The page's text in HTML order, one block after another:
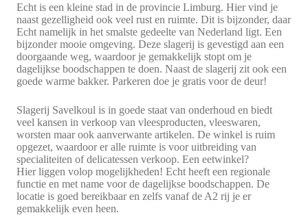
Echt is een kleine stad in de provincie Limburg. Hier vind je
naast gezelligheid ook veel rust en ruimte. Dit is bijzonder, daar
Echt namelijk in het smalste gedeelte van Nederland ligt. Een
bijzonder mooie omgeving. Deze slagerij is gevestigd aan een
doorgaande weg, waardoor je gemakkelijk stopt om je
dagelijkse boodschappen te doen. Naast de slagerij zit ook een
goede warme bakker. Parkeren doe je gratis voor de deur!
Slagerij Savelkoul is in goede staat van onderhoud en biedt
veel kansen in verkoop van vleesproducten, vleeswaren,
worsten maar ook aanverwante artikelen. De winkel is ruim
opgezet, waardoor er alle ruimte is voor uitbreiding van
specialiteiten of delicatessen verkoop. Een eetwinkel?
Hier liggen volop mogelijkheden! Echt heeft een regionale
functie en met name voor de dagelijkse boodschappen. De
locatie is goed bereikbaar en zelfs vanaf de A2 rij je er
gemakkelijk even heen.